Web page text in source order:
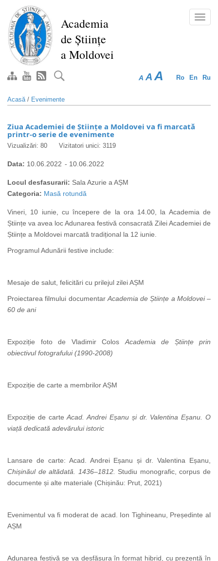
conţinutul
principal
Academia
de Științe
a Moldovei
Ro En Ru
A A A
Acasă/ Evenimente
Ziua Academiei de Științe a Moldovei va fi marcată
printr-o serie de evenimente
Vizualizări: 80 Vizitatori unici: 3119
Data: 10.06.2022 - 10.06.2022
Locul desfasurarii: Sala Azurie a AȘM
Categoria: Masă rotundă
Vineri, 10 iunie, cu începere de la ora 14.00, la Academia de
Științe va avea loc Adunarea festivă consacrată Zilei Academiei de
Științe a Moldovei marcată tradițional la 12 iunie.
Programul Adunării festive include:
Mesaje de salut, felicitări cu prilejul zilei AȘM
Proiectarea filmului documentar Academia de Științe a Moldovei –
60 de ani
Expoziție foto de Vladimir Colos Academia de Științe prin
obiectivul fotografului (1990-2008)
Expoziție de carte a membrilor AȘM
Expoziție de carteAcad. Andrei Eșanu și dr. Valentina Eșanu. O
viață dedicată adevărului istoric
Lansare de carte: Acad. Andrei Eșanu și dr. Valentina Eșanu,
Chișinăul de altădată. 1436–1812. Studiu monografic, corpus de
documente și alte materiale (Chișinău: Prut, 2021)
Evenimentul va fi moderat de acad. Ion Tighineanu, Președinte al
AȘM
Adunarea festivă se va desfășura în format hibrid, cu prezență în